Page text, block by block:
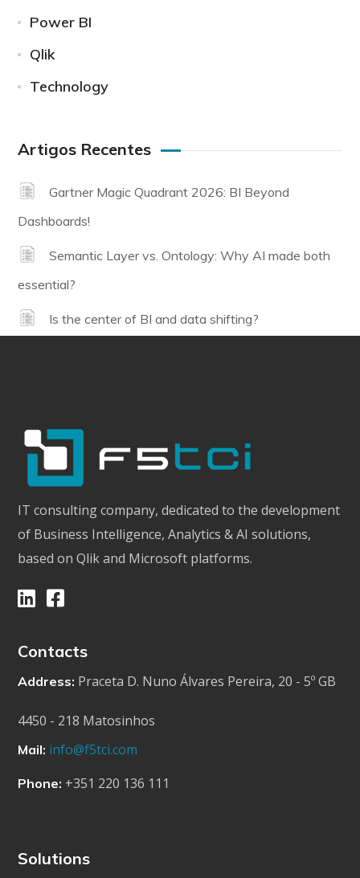
Power BI
Qlik
Technology
Artigos Recentes
Gartner Magic Quadrant 2026: BI Beyond
Dashboards!
Semantic Layer vs. Ontology: Why AI made both
essential?
Is the center of BI and data shifting?
IT consulting company, dedicated to the development
of Business Intelligence, Analytics & AI solutions,
based on Qlik and Microsoft platforms.
Contacts
Address: Praceta D. Nuno Álvares Pereira, 20 - 5º GB
4450 - 218 Matosinhos
Mail: info@f5tci.com
Phone: +351 220 136 111
Solutions